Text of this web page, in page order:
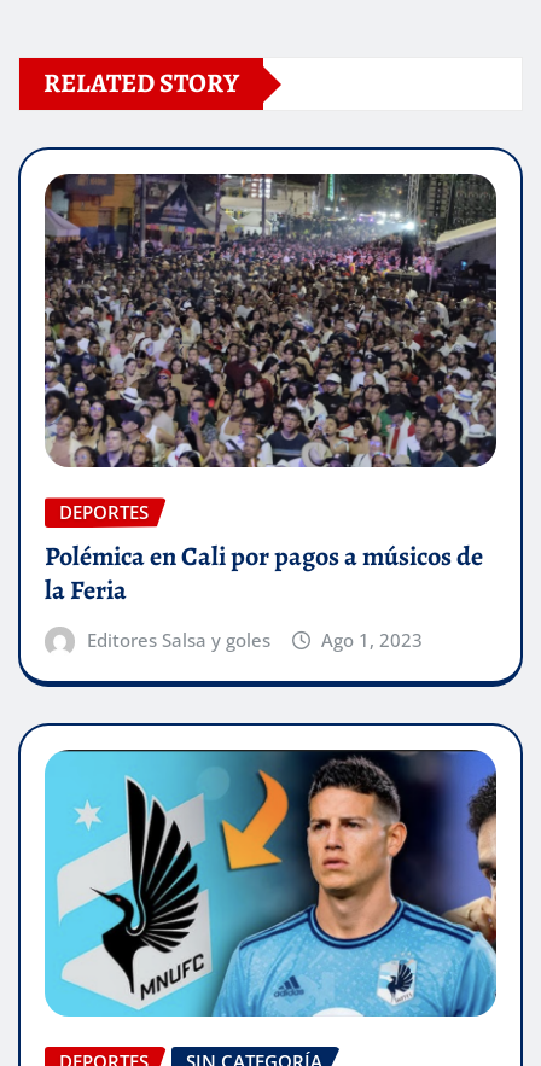
RELATED STORY
DEPORTES
Polémica en Cali por pagos a músicos de
la Feria
Editores Salsa y goles Ago 1, 2023